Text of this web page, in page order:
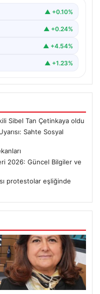
▲ +0.10%
▲ +0.24%
▲ +4.54%
▲ +1.23%
Sibel Tan Çetinkaya oldu
Sahte Sosyal
2026: Güncel Bilgiler ve
protestolar eşliğinde